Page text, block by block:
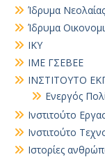
Ίδρυμα
Ίδρυμα
ΙΚΥ
ΙΜΕ ΓΣΕΒΕΕ
ΙΝΣΤΙΤΟΥΤΟ
Ενεργός
Ινστιτούτο
Ινστιτούτο
Ιστορίες